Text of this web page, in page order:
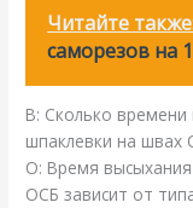
Читайте
саморезов на
В: Сколько
шпаклевки на швах
О: Время
ОСБ зависит от